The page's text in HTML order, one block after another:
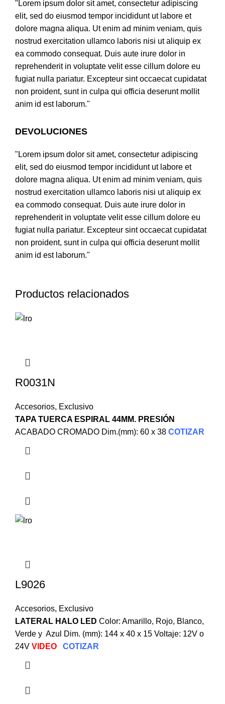
"Lorem ipsum dolor sit amet, consectetur adipiscing
elit, sed do eiusmod tempor incididunt ut labore et
dolore magna aliqua. Ut enim ad minim veniam, quis
nostrud exercitation ullamco laboris nisi ut aliquip ex
ea commodo consequat. Duis aute irure dolor in
reprehenderit in voluptate velit esse cillum dolore eu
fugiat nulla pariatur. Excepteur sint occaecat cupidatat
non proident, sunt in culpa qui officia deserunt mollit
anim id est laborum."
DEVOLUCIONES
"Lorem ipsum dolor sit amet, consectetur adipiscing
elit, sed do eiusmod tempor incididunt ut labore et
dolore magna aliqua. Ut enim ad minim veniam, quis
nostrud exercitation ullamco laboris nisi ut aliquip ex
ea commodo consequat. Duis aute irure dolor in
reprehenderit in voluptate velit esse cillum dolore eu
fugiat nulla pariatur. Excepteur sint occaecat cupidatat
non proident, sunt in culpa qui officia deserunt mollit
anim id est laborum."
Productos relacionados
R0031N
Accesorios, Exclusivo
TAPA TUERCA ESPIRAL 44MM. PRESIÓN
ACABADO CROMADO Dim.(mm): 60 x 38 COTIZAR
L9026
Accesorios, Exclusivo
LATERAL HALO LED Color: Amarillo, Rojo, Blanco,
Verde y Azul Dim. (mm): 144 x 40 x 15 Voltaje: 12V o
24V VIDEO COTIZAR